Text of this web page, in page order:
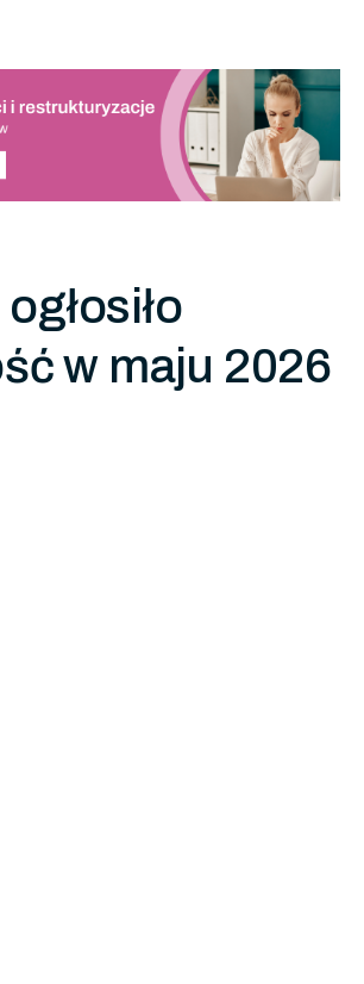
w maju 2026